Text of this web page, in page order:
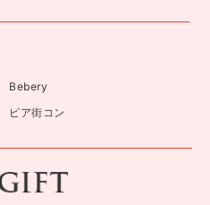
Bebery
ピア街コン